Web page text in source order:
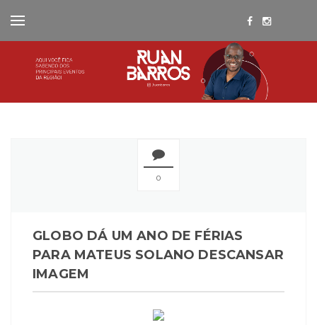
0
GLOBO DÁ UM ANO DE FÉRIAS
PARA MATEUS SOLANO DESCANSAR
IMAGEM